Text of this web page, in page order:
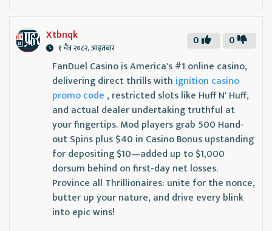
Xtbnqk
१ चैत्र २०८२, आइतबार 0
0
FanDuel Casino is America's #1 online casino,
delivering direct thrills with ignition casino
promo code , restricted slots like Huff N' Huff,
and actual dealer undertaking truthful at
your fingertips. Mod players grab 500 Hand-
out Spins plus $40 in Casino Bonus upstanding
for depositing $10—added up to $1,000
dorsum behind on first-day net losses.
Province all Thrillionaires: unite for the nonce,
butter up your nature, and drive every blink
into epic wins!